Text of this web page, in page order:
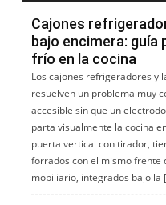
Cajones
bajo encimera: guía
frío en la cocina
Los cajones refrigeradores y
resuelven un problema muy
accesible sin que un
parta visualmente la cocina
puerta vertical con tirador,
forrados con el mismo frente
mobiliario, integrados bajo la